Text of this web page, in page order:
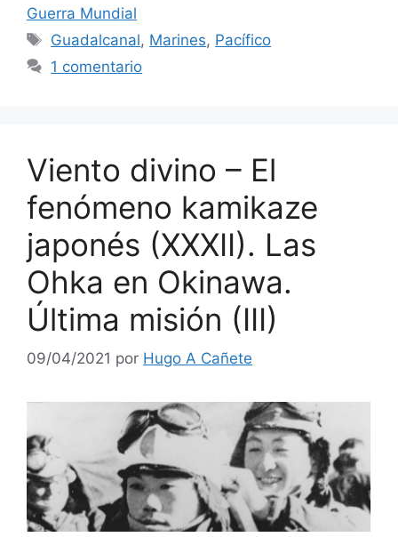
Guerra Mundial
Etiquetas
Guadalcanal, Marines, Pacífico
1 comentario
Viento divino – El
fenómeno kamikaze
japonés (XXXII). Las
Ohka en Okinawa.
Última misión (III)
09/04/2021 por Hugo A Cañete